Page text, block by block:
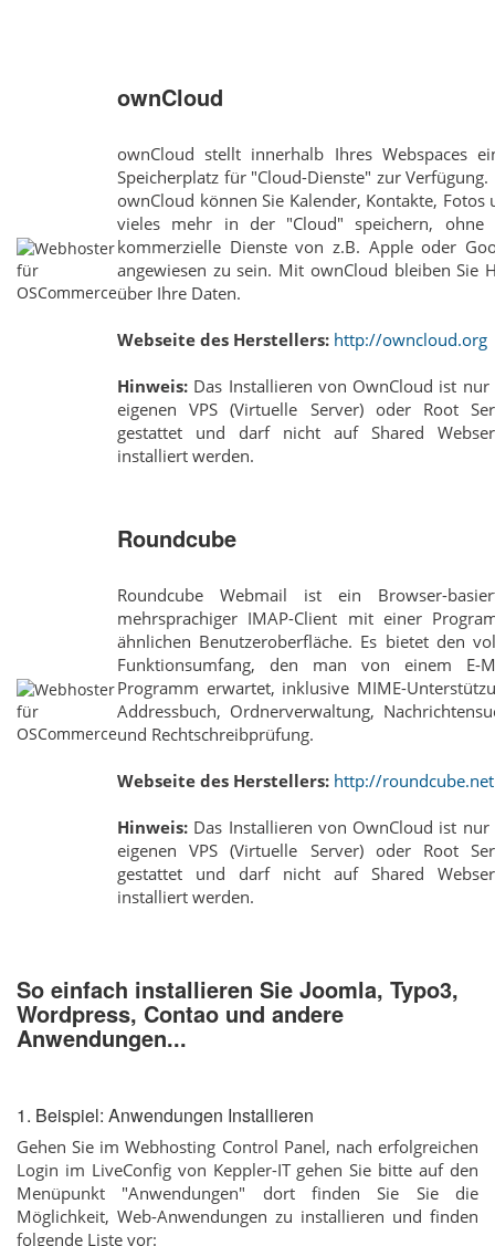
ownCloud
ownCloud stellt innerhalb Ihres Webspaces
Speicherplatz für "Cloud-Dienste" zur
ownCloud können Sie Kalender, Kontakte, Fotos
vieles mehr in der "Cloud" speichern, ohne
kommerzielle Dienste von z.B. Apple oder
angewiesen zu sein. Mit ownCloud bleiben Sie
über Ihre Daten.
Webseite des Herstellers: http://owncloud.org
Hinweis: Das Installieren von OwnCloud ist nur
eigenen VPS (Virtuelle Server) oder Root
gestattet und darf nicht auf Shared
installiert werden.
Roundcube
Roundcube Webmail ist ein Browser-
mehrsprachiger IMAP-Client mit einer
ähnlichen Benutzeroberfläche. Es bietet den
Funktionsumfang, den man von einem E-
Programm erwartet, inklusive MIME-
Addressbuch, Ordnerverwaltung,
und Rechtschreibprüfung.
Webseite des Herstellers: http://roundcube.net
Hinweis: Das Installieren von OwnCloud ist nur
eigenen VPS (Virtuelle Server) oder Root
gestattet und darf nicht auf Shared
installiert werden.
So einfach installieren Sie Joomla, Typo3,
Wordpress, Contao und andere
Anwendungen...
1. Beispiel: Anwendungen Installieren
Gehen Sie im Webhosting Control Panel, nach erfolgreichen
Login im LiveConfig von Keppler-IT gehen Sie bitte auf den
Menüpunkt "Anwendungen" dort finden Sie Sie die
Möglichkeit, Web-Anwendungen zu installieren und finden
folgende Liste vor: